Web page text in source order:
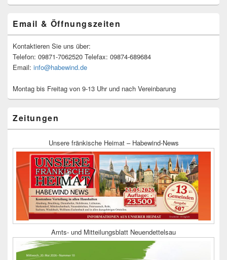
Email & Öffnungszeiten
Kontaktieren Sie uns über:
Telefon: 09871-7062520 Telefax: 09874-689684
Email: info@habewind.de
Montag bis Freitag von 9-13 Uhr und nach Vereinbarung
Zeitungen
Unsere fränkische Heimat – Habewind-News
Amts- und Mitteilungsblatt Neuendettelsau